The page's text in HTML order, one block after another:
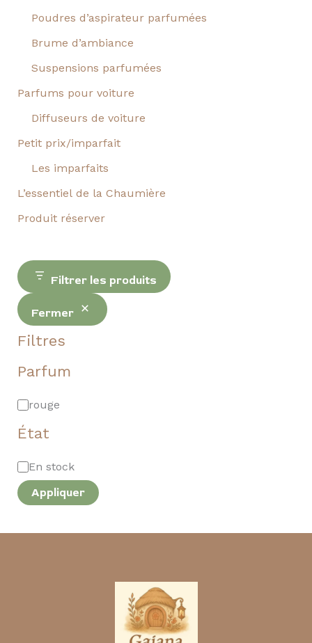
Poudres d’aspirateur parfumées
Brume d’ambiance
Suspensions parfumées
Parfums pour voiture
Diffuseurs de voiture
Petit prix/imparfait
Les imparfaits
L’essentiel de la Chaumière
Produit réserver
Filtrer les produits
Fermer
Filtres
Parfum
rouge
État
En stock
Appliquer